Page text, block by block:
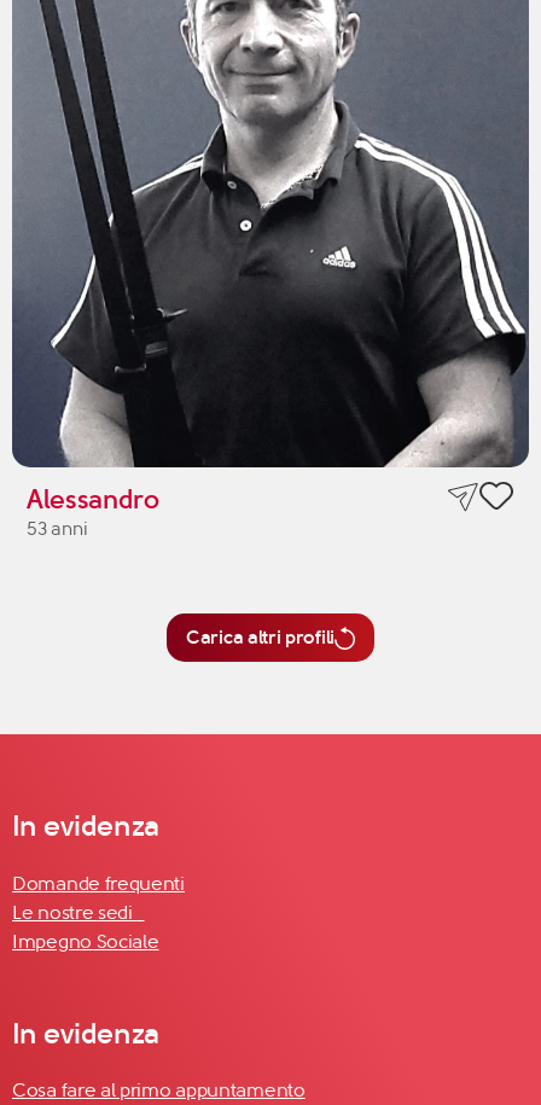
Alessandro
53 anni
Carica altri profili
In evidenza
Domande frequenti
Le nostre sedi
Impegno Sociale
In evidenza
Cosa fare al primo appuntamento